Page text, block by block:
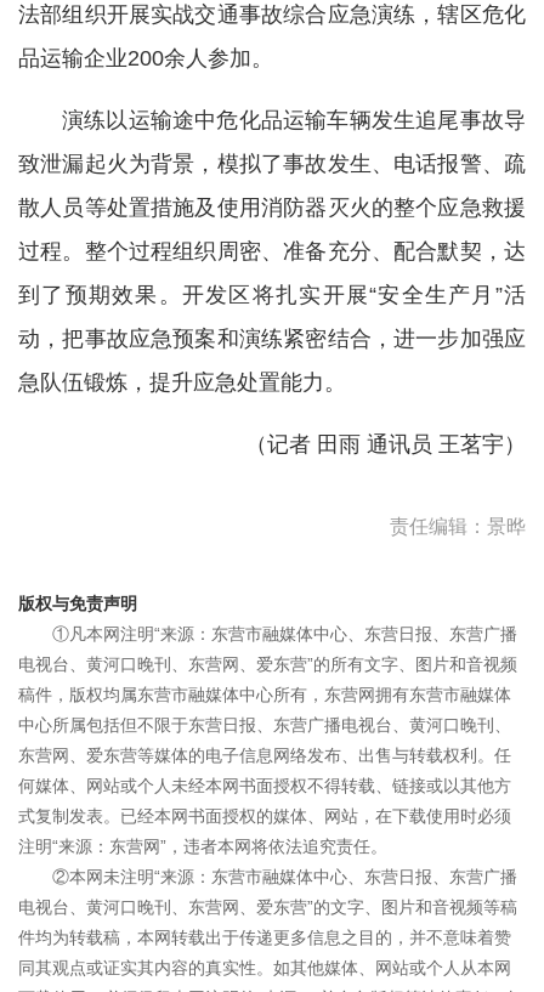
法部组织开展实战交通事故综合应急演练，辖区危化
品运输企业200余人参加。
演练以运输途中危化品运输车辆发生追尾事故导
致泄漏起火为背景，模拟了事故发生、电话报警、疏
散人员等处置措施及使用消防器灭火的整个应急救援
过程。整个过程组织周密、准备充分、配合默契，达
到了预期效果。开发区将扎实开展“安全生产月”活
动，把事故应急预案和演练紧密结合，进一步加强应
急队伍锻炼，提升应急处置能力。
（记者 田雨 通讯员 王茗宇）
责任编辑：景晔
版权与免责声明
①凡本网注明“来源：东营市融媒体中心、东营日报、东营广播
电视台、黄河口晚刊、东营网、爱东营”的所有文字、图片和音视频
稿件，版权均属东营市融媒体中心所有，东营网拥有东营市融媒体
中心所属包括但不限于东营日报、东营广播电视台、黄河口晚刊、
东营网、爱东营等媒体的电子信息网络发布、出售与转载权利。任
何媒体、网站或个人未经本网书面授权不得转载、链接或以其他方
式复制发表。已经本网书面授权的媒体、网站，在下载使用时必须
注明“来源：东营网”，违者本网将依法追究责任。
②本网未注明“来源：东营市融媒体中心、东营日报、东营广播
电视台、黄河口晚刊、东营网、爱东营”的文字、图片和音视频等稿
件均为转载稿，本网转载出于传递更多信息之目的，并不意味着赞
同其观点或证实其内容的真实性。如其他媒体、网站或个人从本网